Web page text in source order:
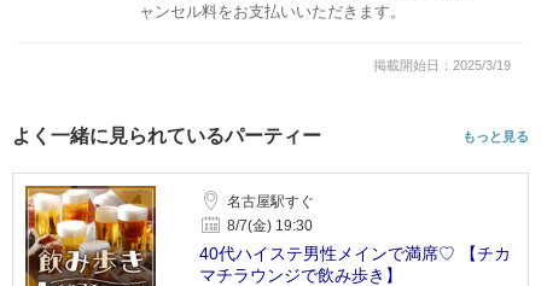
ャンセル料をお支払いいただきます。
掲載開始日：2025/3/19
よく一緒に見られているパーティー もっと見る
名古屋駅すぐ
8/7(金) 19:30
40代ハイステ男性メインで満席♡ 【チカ
マチラウンジで飲み歩き】